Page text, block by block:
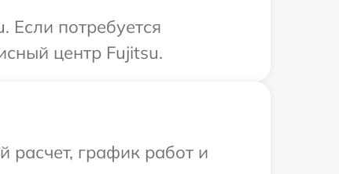
Если потребуется
центр Fujitsu.
расчет, график работ и